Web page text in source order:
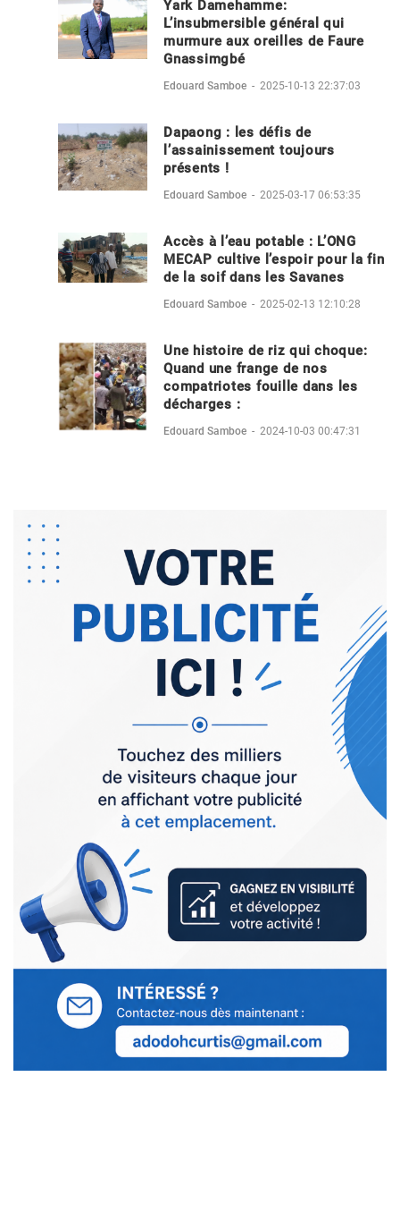
Yark Damehamme:
L’insubmersible général qui
murmure aux oreilles de Faure
Gnassimgbé
Edouard Samboe - 2025-10-13 22:37:03
Dapaong : les défis de
l’assainissement toujours
présents !
Edouard Samboe - 2025-03-17 06:53:35
Accès à l’eau potable : L’ONG
MECAP cultive l’espoir pour la fin
de la soif dans les Savanes
Edouard Samboe - 2025-02-13 12:10:28
Une histoire de riz qui choque:
Quand une frange de nos
compatriotes fouille dans les
décharges :
Edouard Samboe - 2024-10-03 00:47:31